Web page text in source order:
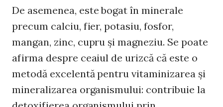
De asemenea, este bogat în minerale
precum calciu, fier, potasiu, fosfor,
mangan, zinc, cupru și magneziu. Se poate
afirma despre ceaiul de urizcă că este o
metodă excelentă pentru vitaminizarea şi
mineralizarea organismului: contribuie la